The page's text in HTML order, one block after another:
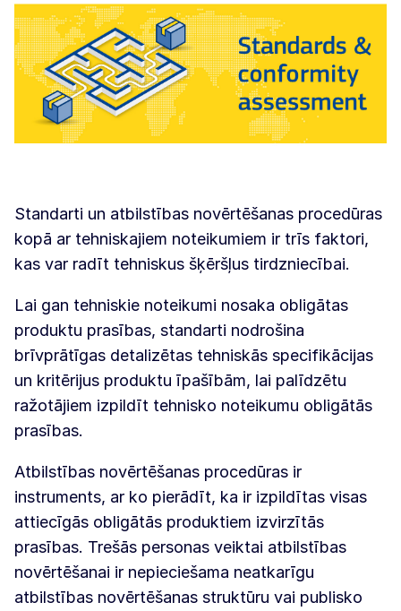
Standarti un atbilstības novērtēšanas procedūras
kopā ar tehniskajiem noteikumiem ir trīs faktori,
kas var radīt tehniskus šķēršļus tirdzniecībai.
Lai gan tehniskie noteikumi nosaka obligātas
produktu prasības, standarti nodrošina
brīvprātīgas detalizētas tehniskās specifikācijas
un kritērijus produktu īpašībām, lai palīdzētu
ražotājiem izpildīt tehnisko noteikumu obligātās
prasības.
Atbilstības novērtēšanas procedūras ir
instruments, ar ko pierādīt, ka ir izpildītas visas
attiecīgās obligātās produktiem izvirzītās
prasības. Trešās personas veiktai atbilstības
novērtēšanai ir nepieciešama neatkarīgu
atbilstības novērtēšanas struktūru vai publisko